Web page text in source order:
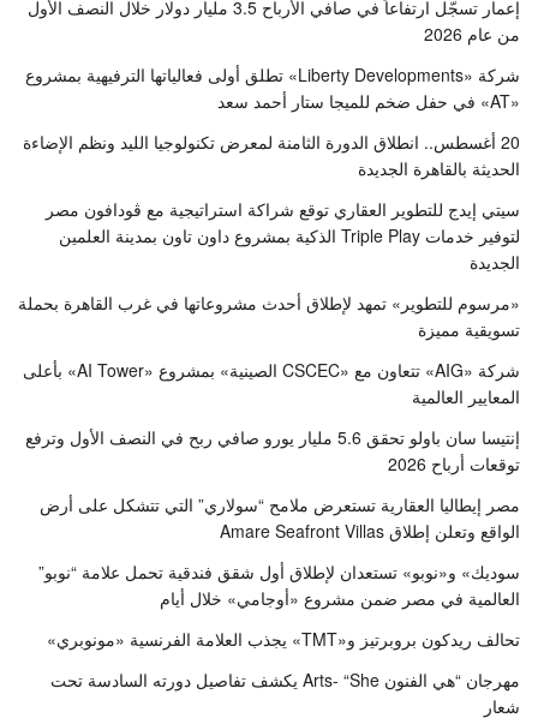
إعمار تسجّل ارتفاعاً في صافي الأرباح 3.5 مليار دولار خلال النصف الأول
من عام 2026
شركة «Liberty Developments» تطلق أولى فعالياتها الترفيهية بمشروع
«AT» في حفل ضخم للميجا ستار أحمد سعد
20 أغسطس.. انطلاق الدورة الثامنة لمعرض تكنولوجيا الليد ونظم الإضاءة
الحديثة بالقاهرة الجديدة
سيتي إيدج للتطوير العقاري توقع شراكة استراتيجية مع ڤودافون مصر
لتوفير خدمات Triple Play الذكية بمشروع داون تاون بمدينة العلمين
الجديدة
«مرسوم للتطوير» تمهد لإطلاق أحدث مشروعاتها في غرب القاهرة بحملة
تسويقية مميزة
شركة «AIG» تتعاون مع «CSCEC الصينية» بمشروع «AI Tower» بأعلى
المعايير العالمية
إنتيسا سان باولو تحقق 5.6 مليار يورو صافي ربح في النصف الأول وترفع
توقعات أرباح 2026
مصر إيطاليا العقارية تستعرض ملامح “سولاري” التي تتشكل على أرض
الواقع وتعلن إطلاق Amare Seafront Villas
سوديك» و«نوبو» تستعدان لإطلاق أول شقق فندقية تحمل علامة “نوبو”
العالمية في مصر ضمن مشروع «أوجامي» خلال أيام
تحالف ريدكون بروبرتيز و«TMT» يجذب العلامة الفرنسية «مونوبري»
مهرجان “هي الفنون Arts- “She يكشف تفاصيل دورته السادسة تحت
شعار